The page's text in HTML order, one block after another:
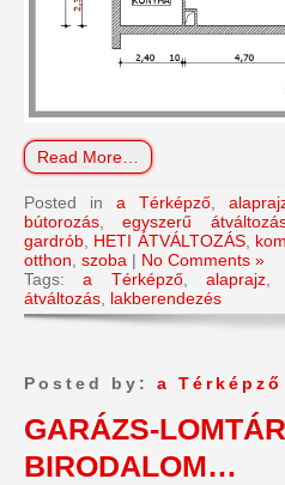
Read More…
Posted in a Térképző,
bútorozás,egyszerű
gardrób, HETI ÁTVÁLTOZÁS,
otthon, szoba | No Comments »
Tags:a Térképző,alaprajz
átváltozás, lakberendezés
Posted by: a Térképző
GARÁZS-
BIRODALOM…